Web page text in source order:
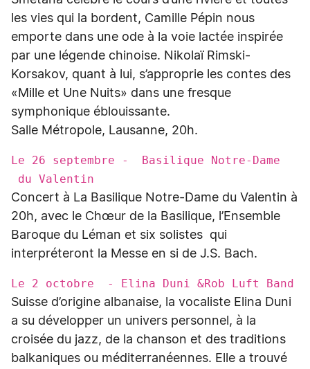
les vies qui la bordent, Camille Pépin nous
emporte dans une ode à la voie lactée inspirée
par une légende chinoise. Nikolaï Rimski-
Korsakov, quant à lui, s’approprie les contes des
«Mille et Une Nuits» dans une fresque
symphonique éblouissante.
Salle Métropole, Lausanne, 20h.
Le 26 septembre - Basilique Notre-Dame
du Valentin
Concert à La Basilique Notre-Dame du Valentin à
20h, avec le Chœur de la Basilique, l’Ensemble
Baroque du Léman et six solistes qui
interpréteront la Messe en si de J.S. Bach.
Le 2 octobre - Elina Duni &Rob Luft Band
Suisse d’origine albanaise, la vocaliste Elina Duni
a su développer un univers personnel, à la
croisée du jazz, de la chanson et des traditions
balkaniques ou méditerranéennes. Elle a trouvé